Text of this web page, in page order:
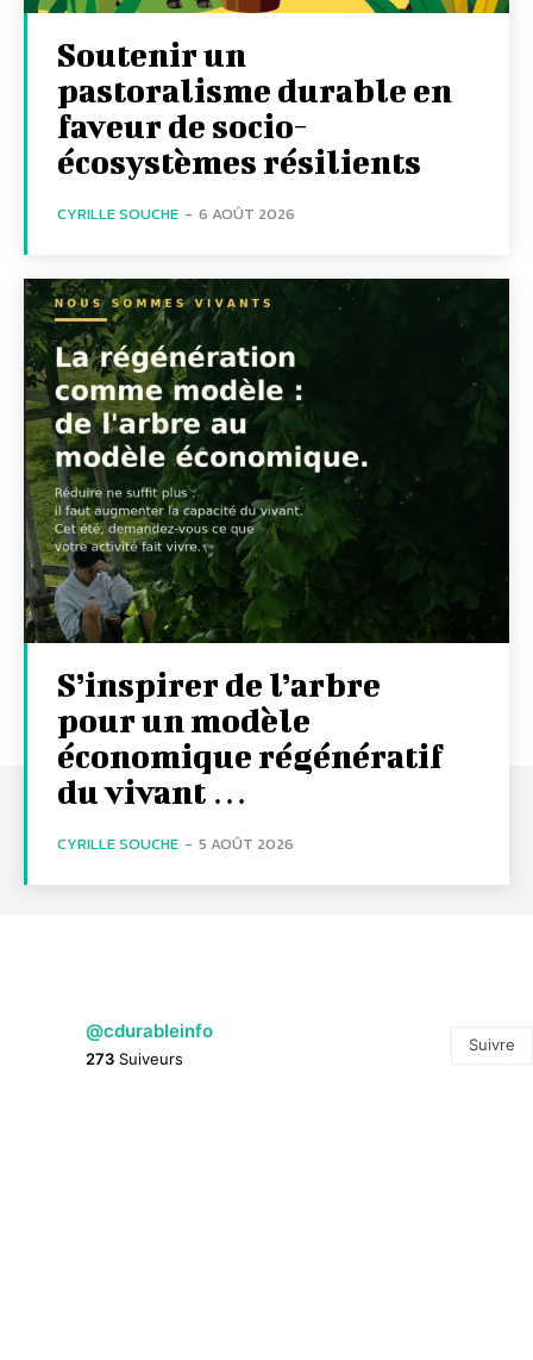
Soutenir un
pastoralisme durable en
faveur de socio-
écosystèmes résilients
CYRILLE SOUCHE - 6 AOÛT 2026
S’inspirer de l’arbre
pour un modèle
économique régénératif
du vivant …
CYRILLE SOUCHE - 5 AOÛT 2026
@cdurableinfo
273 Suiveurs
Suivre